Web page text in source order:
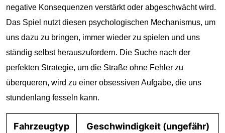
negative Konsequenzen verstärkt oder abgeschwächt wird.
Das Spiel nutzt diesen psychologischen Mechanismus, um
uns dazu zu bringen, immer wieder zu spielen und uns
ständig selbst herauszufordern. Die Suche nach der
perfekten Strategie, um die Straße ohne Fehler zu
überqueren, wird zu einer obsessiven Aufgabe, die uns
stundenlang fesseln kann.
Fahrzeugtyp Geschwindigkeit (ungefähr)